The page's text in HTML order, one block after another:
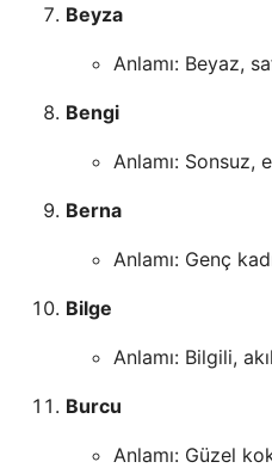
Beyza
Anlamı: Beyaz,
Bengi
Anlamı: Sonsuz,
Berna
Anlamı: Genç
Bilge
Anlamı: Bilgili,
Burcu
Anlamı: Güzel